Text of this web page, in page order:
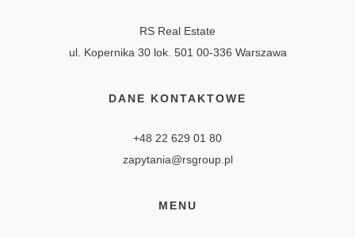
RS Real Estate
ul. Kopernika 30 lok. 501 00-336 Warszawa
DANE KONTAKTOWE
+48 22 629 01 80
zapytania@rsgroup.pl
MENU